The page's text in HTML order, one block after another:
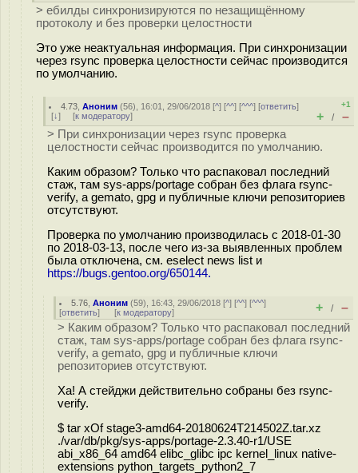
> ебилды синхронизируются по незащищённому
протоколу и без проверки целостности
Это уже неактуальная информация. При синхронизации
через rsync проверка целостности сейчас производится
по умолчанию.
4.73 ,Аноним (56), 16:01, 29/06/2018 [^] [^^] [^^^] [ответить]
[↓] [к модератору]
+1
+ / –
> При синхронизации через rsync проверка
целостности сейчас производится по умолчанию.
Каким образом? Только что распаковал последний
стаж, там sys-apps/portage собран без флага rsync-
verify, а gemato, gpg и публичные ключи репозиториев
отсутствуют.
Проверка по умолчанию производилась с 2018-01-30
по 2018-03-13, после чего из-за выявленных проблем
была отключена, см. eselect news list и
https://bugs.gentoo.org/650144.
5.76 ,Аноним (59), 16:43, 29/06/2018 [^] [^^] [^^^]
[ответить] [к модератору] + / –
> Каким образом? Только что распаковал последний
стаж, там sys-apps/portage собран без флага rsync-
verify, а gemato, gpg и публичные ключи
репозиториев отсутствуют.
Ха! А стейджи действительно собраны без rsync-
verify.
$ tar xOf stage3-amd64-20180624T214502Z.tar.xz
./var/db/pkg/sys-apps/portage-2.3.40-r1/USE
abi_x86_64 amd64 elibc_glibc ipc kernel_linux native-
extensions python_targets_python2_7